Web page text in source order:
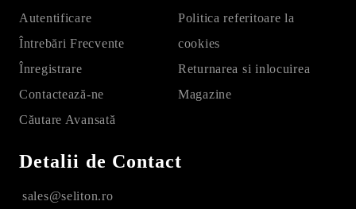
Autentificare
Întrebări Frecvente
Înregistrare
Contactează-ne
Căutare Avansată
Politica referitoare la
cookies
Returnarea si inlocuirea
Magazine
Detalii de Contact
sales@seliton.ro